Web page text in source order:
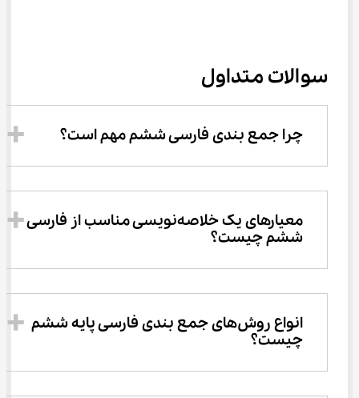
سوالات متداول
چرا جمع بندی فارسی ششم مهم است؟
معیارهای یک خلاصه‌نویسی مناسب از فارسی
ششم چیست؟
انواع روش‌های جمع بندی فارسی پایه ششم
چیست؟